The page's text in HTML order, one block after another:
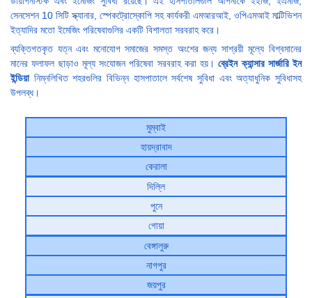
সেনসেশন 10 সিটি স্ক্যানার, স্পেকট্রোস্কোপি সহ কার্যকরী এমআরআই, ওপিএমআই মাল্টিভিশন
ইত্যাদির মতো ইমেজিং পরিষেবাগুলির একটি বিশালতা সরবরাহ করে।
ব্যক্তিগতকৃত যত্ন এবং মনোযোগ সমাজের সমস্ত অংশের জন্য সাশ্রয়ী মূল্যে বিশ্বমানের
মানের ফলাফল ছাড়াও মূল্য সংযোজন পরিষেবা সরবরাহ করা হয়।ব্রেইন ক্যান্সার সার্জারি ইন
ইন্ডিয়ানিম্নলিখিত শহরগুলির বিভিন্ন হাসপাতালে সর্বশেষ সুবিধা এবং অত্যাধুনিক সুবিধাসহ
উপলব্ধ।
মুম্বাই
হায়দ্রাবাদ
কেরালা
দিল্লি
পুনে
গোয়া
বেঙ্গালুরু
নাগপুর
জয়পুর